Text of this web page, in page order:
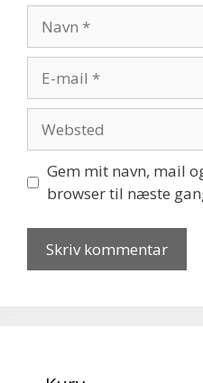
mail
Gem mit navn, mail
browser til næste